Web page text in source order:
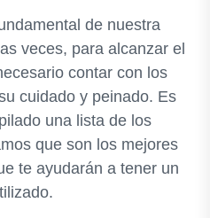
de nuestra
veces, para alcanzar el
contar con los
cuidado y peinado. Es
una lista de los
que son los mejores
te ayudarán a tener un